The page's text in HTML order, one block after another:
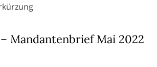
Mandantenbrief Mai 2022